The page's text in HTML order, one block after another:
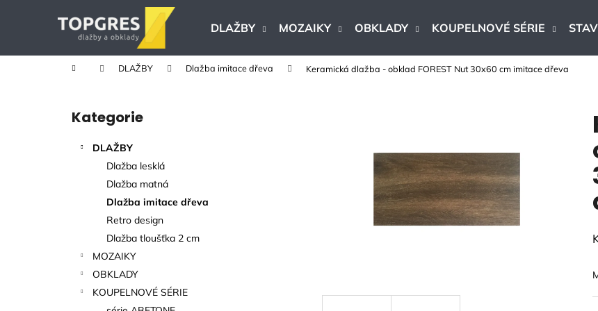
DLAŽBY MOZAIKY OBKLADY KOUPELNOVÉ SÉRIE
Domů DLAŽBY Dlažba imitace dřeva Keramická dlažba - obklad FOREST Nut 30x60 cm imitace dřeva
Přeskočit
kategorie
Kategorie
DLAŽBY
Dlažba lesklá
Dlažba matná
Dlažba imitace dřeva
Retro design
Dlažba tloušťka 2 cm
MOZAIKY
OBKLADY
KOUPELNOVÉ SÉRIE
í
Zpět
do
Zpět
do
Co potřebujete najít?
Doporučujeme
KERAMICKÁ DLAŽBA VERONA BEIGE
DLAŽBA